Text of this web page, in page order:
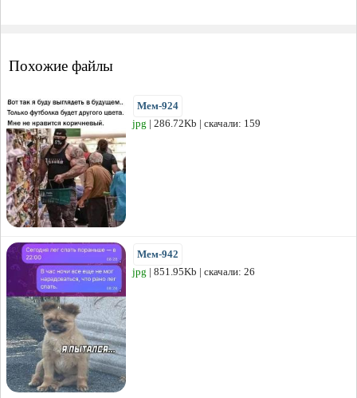
Похожие файлы
Мем-924
jpg | 286.72Kb | скачали: 159
Мем-942
jpg | 851.95Kb | скачали: 26